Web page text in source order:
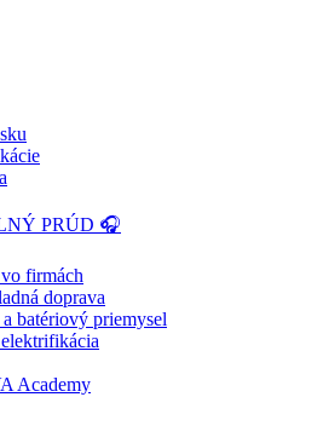
PRÚD 🎧
firmách
doprava
batériový priemysel
Academy